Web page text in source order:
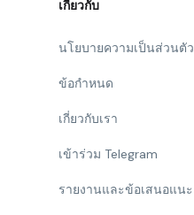
เกี่ยวกับ
นโยบายความเป็นส่วนตัว
ข้อกำหนด
เกี่ยวกับเรา
เข้าร่วม Telegram
รายงานและข้อเสนอแนะ